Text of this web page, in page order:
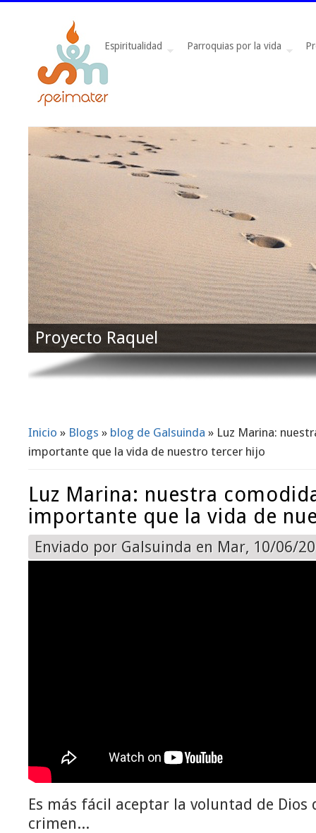
Espiritualidad Parroquias por la vida
Proyecto Raquel
Se encuentra usted aquí
Inicio » Blogs » blog de Galsuinda » Luz Marina:
importante que la vida de nuestro tercer hijo
Luz Marina: nuestra
importante que la vida de
Enviado por Galsuinda en Mar, 10/06/
Es más fácil aceptar la voluntad de
crimen...